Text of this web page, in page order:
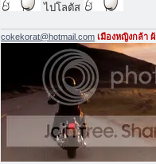
ไปโลตัส
cokekorat@hotmail.com เมืองหญิงกล้า